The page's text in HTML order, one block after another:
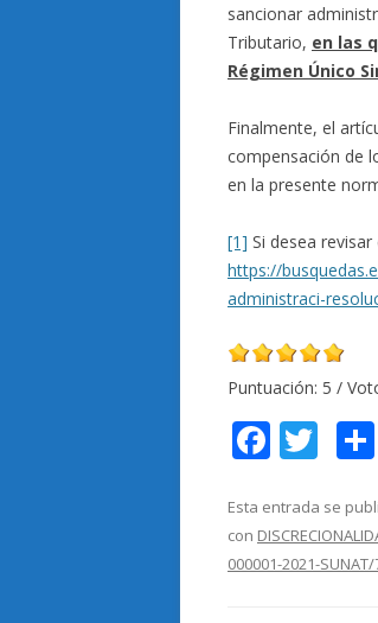
sancionar
Tributario, en las
Régimen Único
Finalmente, el
compensación de
en la presente
[1] Si desea
https://
administraci-
Puntuación: 5 /
F
e
b
T
itt
er
Esta entrada se
con
000001-2021-